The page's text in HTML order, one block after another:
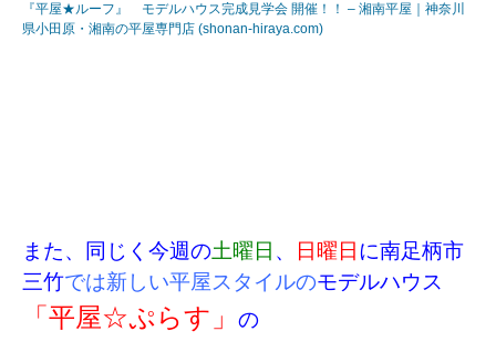
『平屋★ルーフ』 モデルハウス完成見学会 開催！！ – 湘南平屋｜神奈川
県小田原・湘南の平屋専門店 (shonan-hiraya.com)
また、同じく今週の土曜日 、 日曜日 に南足柄市
三竹では新しい平屋スタイルのモデルハウス
「平屋☆ぷらす」 の